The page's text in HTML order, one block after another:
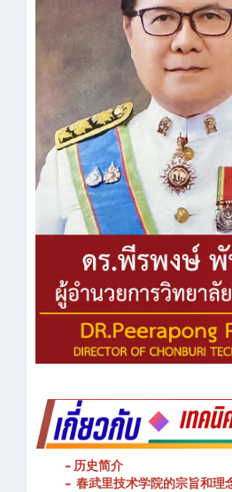
- 历史简介
- 春武里技术学院的宗旨和理